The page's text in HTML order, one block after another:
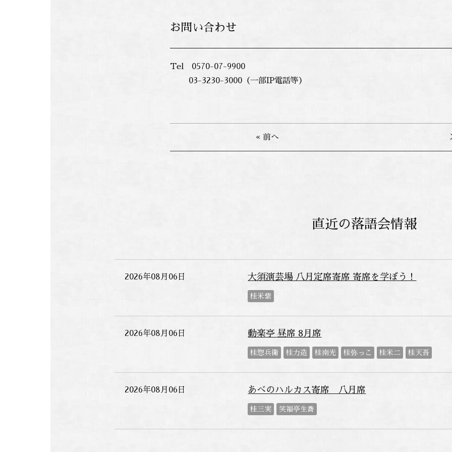
お問い合わせ
Tel 0570-07-9900
03-3230-3000（一部IP電話等）
« 前へ
直近の落語会情報
2026年08月06日 大須演芸場 八月定席寄席 寄席を学ぼう！
桂米紫
2026年08月06日 動楽亭 昼席 8月席
桂惣兵衛 桂力造 桂南光 桂弥っこ 桂米二 桂天吾
2026年08月06日 あべのハルカス寄席 八月席
桂三実 笑福亭生喬